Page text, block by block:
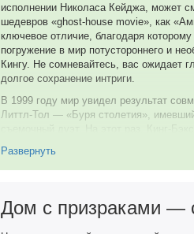
исполнении Николаса Кейджа, может
шедевров «ghost-house movie», как
ключевое отличие, благодаря
погружение в мир потустороннего и
Кингу. Не сомневайтесь, вас ожидает
долгое сохранение интриги.
В 1999 году мир увидел результат
Литтл-Тол — «Буря столетия»,
опять на старом индейском кладбище
сам отель «Оверлук» и номер 1408
мира (сразу видно, старая знакомая
паранормальные силы (которые, в
Развернуть
Дом с призраками —